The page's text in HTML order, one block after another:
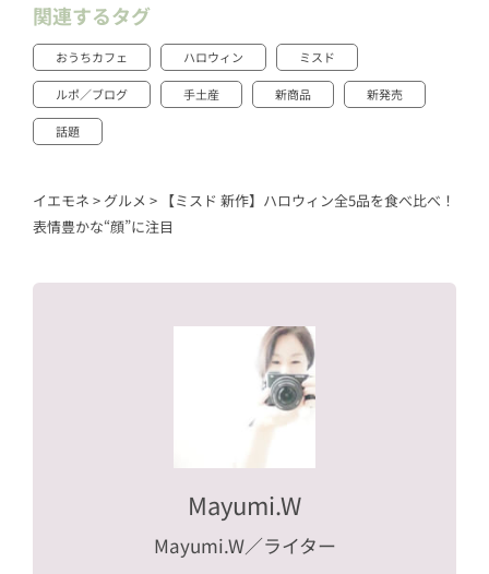
関連するタグ
おうちカフェ ハロウィン ミスド
ルポ／ブログ 手土産 新商品 新発売
話題
イエモネ > グルメ > 【ミスド 新作】ハロウィン全5品を食べ比べ！
表情豊かな“顔”に注目
Mayumi.W
Mayumi.W／ライター